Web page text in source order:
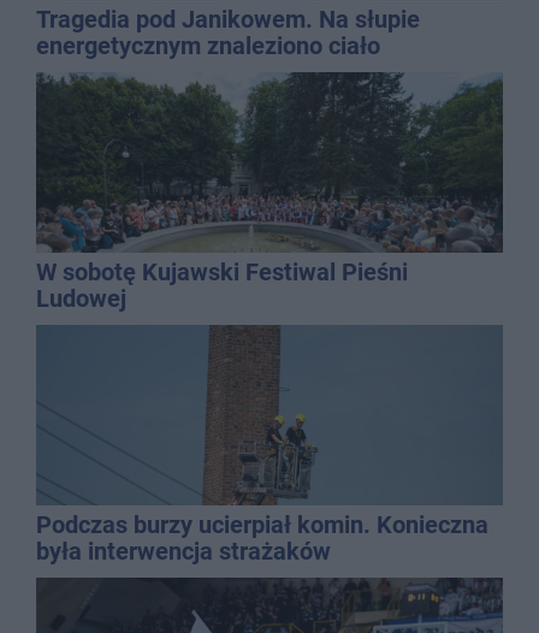
Tragedia pod Janikowem. Na słupie
energetycznym znaleziono ciało
mężczyzny
W sobotę Kujawski Festiwal Pieśni
Ludowej
Podczas burzy ucierpiał komin. Konieczna
była interwencja strażaków